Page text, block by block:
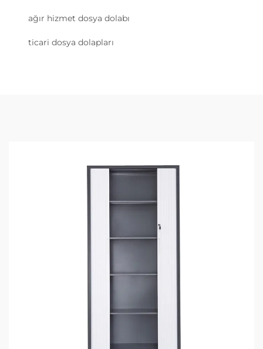
ağır hizmet dosya dolabı
ticari dosya dolapları